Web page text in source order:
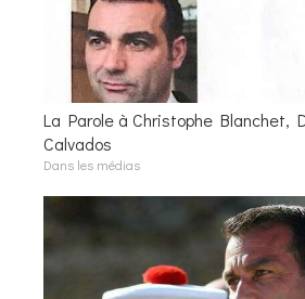
La Parole à Christophe Blanchet,
Calvados
Dans les médias